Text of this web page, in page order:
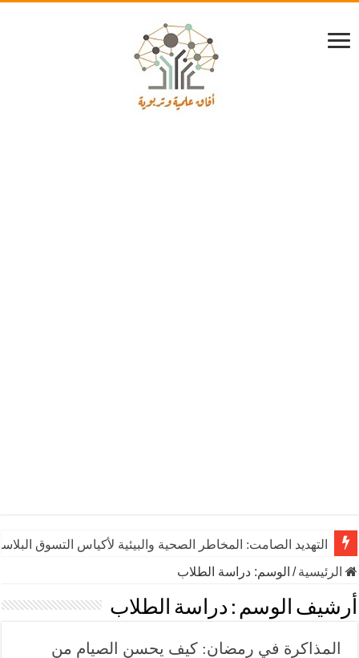
التهديد الصامت: المخاطر الصحية والبيئية لأكياس التسوق
الرئيسية/ الوسم: دراسة الطلاب
أرشيف الوسم : دراسة الطلاب
المذاكرة في رمضان: كيف يحسن الصيام من